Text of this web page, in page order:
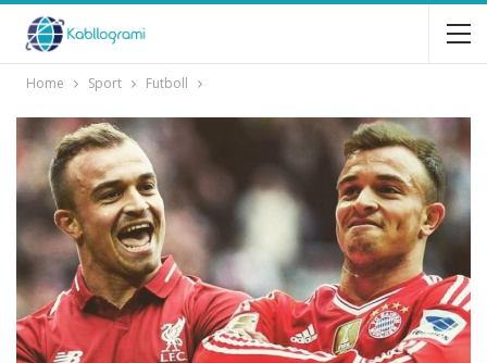
Home Sport Futboll